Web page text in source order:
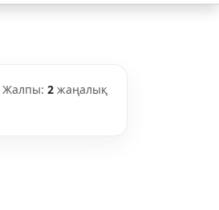
Жалпы: 2 жаңалық